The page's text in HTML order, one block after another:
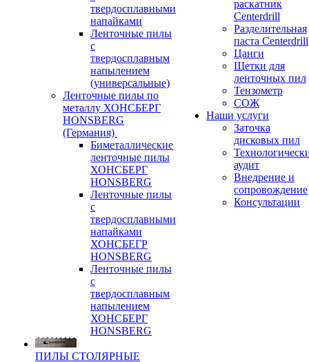
твердосплавными
напайками
Ленточные пилы
с
твердосплавным
напылением
(универсальные)
Ленточные пилы по
металлу ХОНСБЕРГ
HONSBERG
(Германия)
Биметаллические
ленточные пилы
ХОНСБЕРГ
HONSBERG
Ленточные пилы
с
твердосплавными
напайками
ХОНСБЕГР
HONSBERG
Ленточные пилы
с
твердосплавным
напылением
ХОНСБЕРГ
HONSBERG
ПИЛЫ СТОЛЯРНЫЕ
раскатник
Centerdrill
Разделительная
паста Centerdrill
Цанги
Щетки для
ленточных пил
Тензометр
СОЖ
Наши услуги
Заточка
дисковых пил
аудит
Внедрение и
сопровождение
Консультации